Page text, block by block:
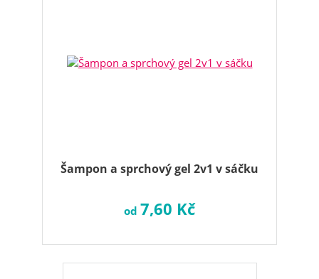
Šampon a sprchový gel 2v1 v sáčku
od 7,60 Kč